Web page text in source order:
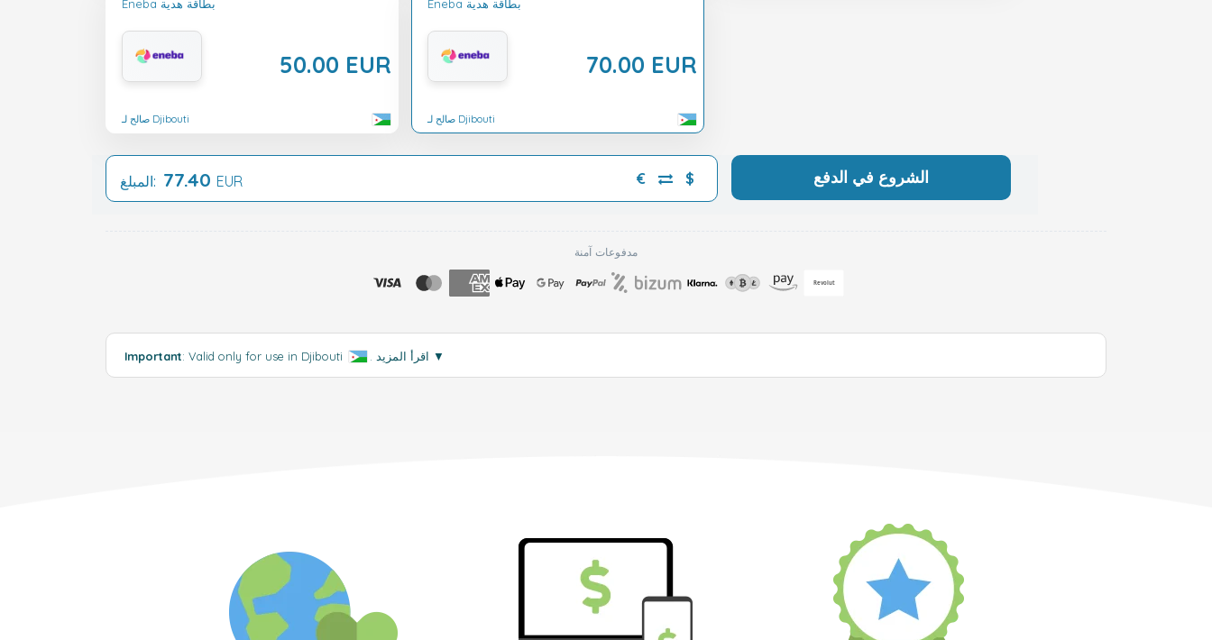
Eneba بطاقة هدية
50.00 EUR
صالح لـ Djibouti
Eneba بطاقة هدية
70.00 EUR
صالح لـ Djibouti
المبلغ: 77.40 EUR € $ الشروع في الدفع
مدفوعات آمنة
Important: Valid only for use in Djibouti ▼